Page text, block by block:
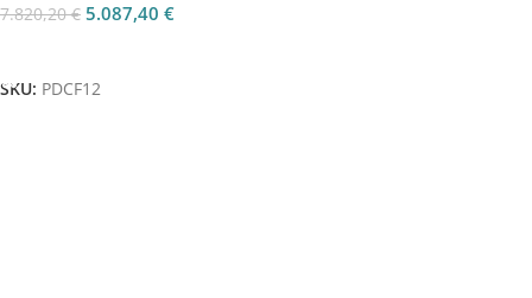
7.820,20€ 5.087,40 €
SKU: PDCF12